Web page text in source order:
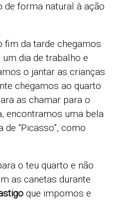
de forma natural à ação
fim da tarde chegamos
dia de trabalho e
o jantar as crianças
chegamos ao quarto
as chamar para o
encontramos uma bela
de “Picasso”, como
o teu quarto e não
as canetas durante
que impomos e